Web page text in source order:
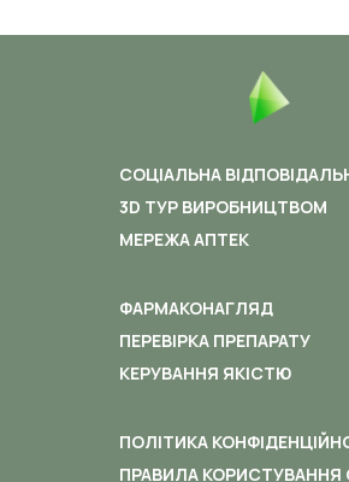
СОЦІАЛЬНА
3D ТУР ВИРОБНИЦТВОМ
МЕРЕЖА АПТЕК
ФАРМАКОНАГЛЯД
ПЕРЕВІРКА ПРЕПАРАТУ
КЕРУВАННЯ ЯКІСТЮ
ПОЛІТИКА
ПРАВИЛА